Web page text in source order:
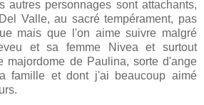
autres personnages sont attachants,
Valle, au sacré tempérament, pas
mais que l'on aime suivre malgré
et sa femme Nivea et surtout
majordome de Paulina, sorte d'ange
famille et dont j'ai beaucoup aimé